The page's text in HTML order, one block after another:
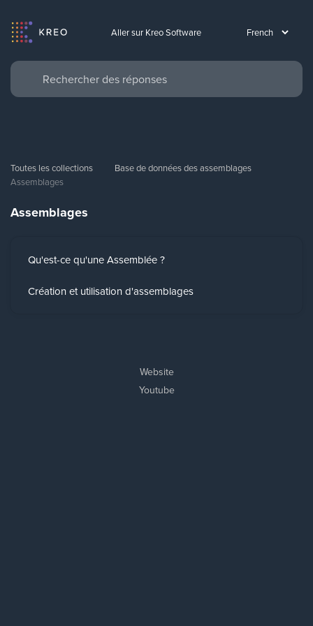
Aller sur Kreo Software
Toutes les collections
Base de données des assemblages
Assemblages
Assemblages
Qu'est-ce qu'une Assemblée ?
Création et utilisation d'assemblages
Website
Youtube